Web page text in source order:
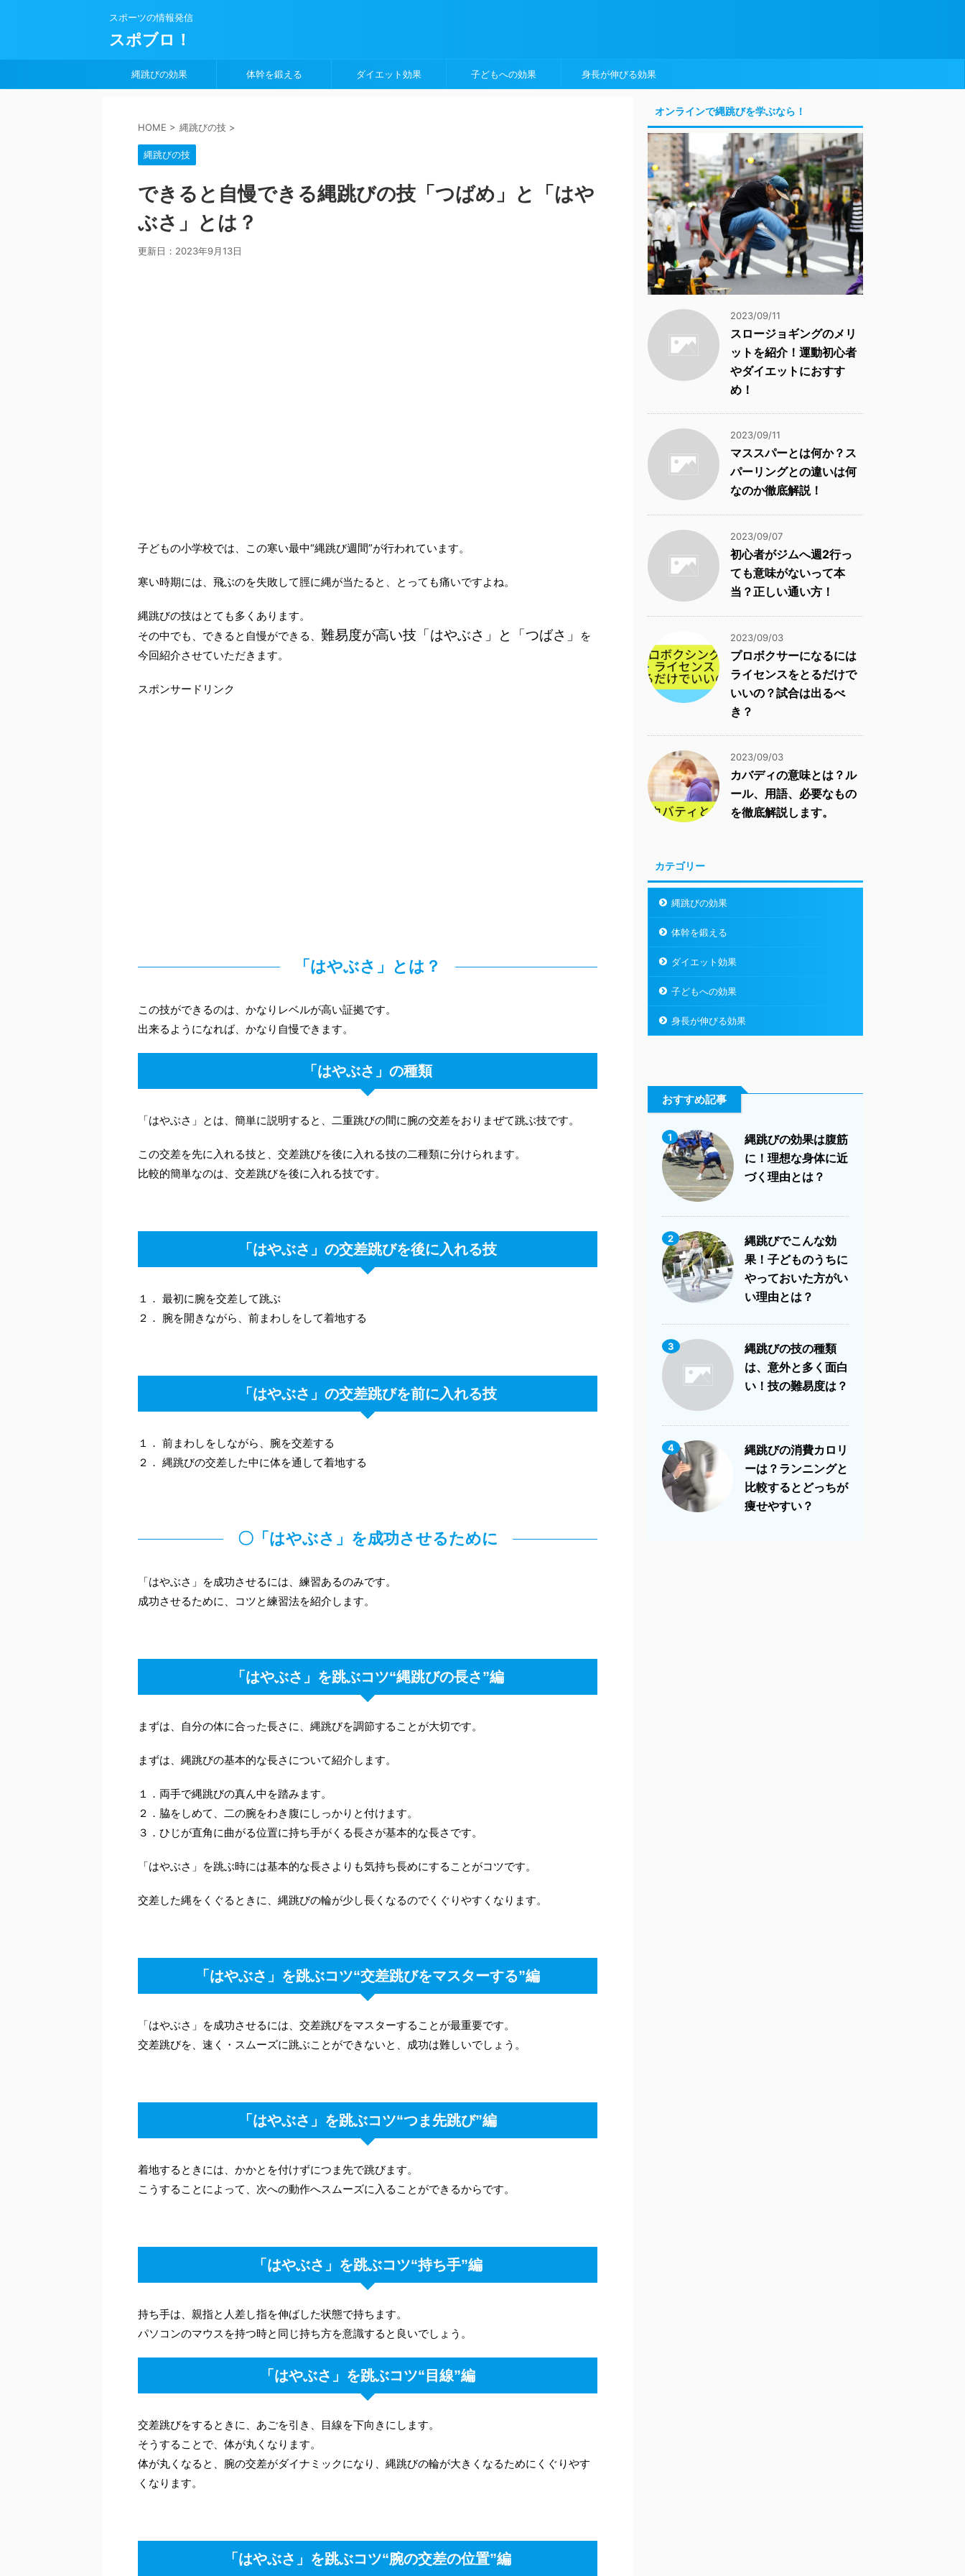
スポーツの情報発信
スポブロ！
縄跳びの効果 体幹を鍛える ダイエット効果 子どもへの効果 身長が伸びる効果
HOME > 縄跳びの技 >
縄跳びの技
できると自慢できる縄跳びの技「つばめ」と「はや
ぶさ」とは？
更新日： 2023年9月13日
子どもの小学校では、この寒い最中“縄跳び週間”が行われています。
寒い時期には、飛ぶのを失敗して脛に縄が当たると、とっても痛いですよね。
縄跳びの技はとても多くあります。
その中でも、できると自慢ができる、 難易度が高い技「はやぶさ」と「つばさ」
を
今回紹介させていただきます。
スポンサードリンク
「はやぶさ」とは？
この技ができるのは、かなりレベルが高い証拠です。
出来るようになれば、かなり自慢できます。
「はやぶさ」の種類
「はやぶさ」とは、簡単に説明すると、二重跳びの間に腕の交差をおりまぜて跳ぶ技です。
この交差を先に入れる技と、交差跳びを後に入れる技の二種類に分けられます。
比較的簡単なのは、交差跳びを後に入れる技です。
「はやぶさ」の交差跳びを後に入れる技
１． 最初に腕を交差して跳ぶ
２． 腕を開きながら、前まわしをして着地する
「はやぶさ」の交差跳びを前に入れる技
１． 前まわしをしながら、腕を交差する
２． 縄跳びの交差した中に体を通して着地する
〇「はやぶさ」を成功させるために
「はやぶさ」を成功させるには、練習あるのみです。
成功させるために、コツと練習法を紹介します。
「はやぶさ」を跳ぶコツ“縄跳びの長さ”編
まずは、自分の体に合った長さに、縄跳びを調節することが大切です。
まずは、縄跳びの基本的な長さについて紹介します。
１．両手で縄跳びの真ん中を踏みます。
２．脇をしめて、二の腕をわき腹にしっかりと付けます。
３．ひじが直角に曲がる位置に持ち手がくる長さが基本的な長さです。
「はやぶさ」を跳ぶ時には基本的な長さよりも気持ち長めにすることがコツです。
交差した縄をくぐるときに、縄跳びの輪が少し長くなるのでくぐりやすくなります。
「はやぶさ」を跳ぶコツ“交差跳びをマスターする”編
「はやぶさ」を成功させるには、交差跳びをマスターすることが最重要です。
交差跳びを、速く・スムーズに跳ぶことができないと、成功は難しいでしょう。
「はやぶさ」を跳ぶコツ“つま先跳び”編
着地するときには、かかとを付けずにつま先で跳びます。
こうすることによって、次への動作へスムーズに入ることができるからです。
「はやぶさ」を跳ぶコツ“持ち手”編
持ち手は、親指と人差し指を伸ばした状態で持ちます。
パソコンのマウスを持つ時と同じ持ち方を意識すると良いでしょう。
「はやぶさ」を跳ぶコツ“目線”編
交差跳びをするときに、あごを引き、目線を下向きにします。
そうすることで、体が丸くなります。
体が丸くなると、腕の交差がダイナミックになり、縄跳びの輪が大きくなるためにくぐりやす
くなります。
「はやぶさ」を跳ぶコツ“腕の交差の位置”編
オンラインで縄跳びを学ぶなら！
2023/09/11
スロージョギングのメリ
ットを紹介！運動初心者
やダイエットにおすす
め！
2023/09/11
マススパーとは何か？ス
パーリングとの違いは何
なのか徹底解説！
2023/09/07
初心者がジムへ週2行っ
ても意味がないって本
当？正しい通い方！
2023/09/03
プロボクサーになるには
ライセンスをとるだけで
いいの？試合は出るべ
き？
2023/09/03
カバディの意味とは？ル
ール、用語、必要なもの
を徹底解説します。
カテゴリー
縄跳びの効果
体幹を鍛える
ダイエット効果
子どもへの効果
身長が伸びる効果
おすすめ記事
1
縄跳びの効果は腹筋
に！理想な身体に近
づく理由とは？
2
縄跳びでこんな効
果！子どものうちに
やっておいた方がい
い理由とは？
3
縄跳びの技の種類
は、意外と多く面白
い！技の難易度は？
4
縄跳びの消費カロリ
ーは？ランニングと
比較するとどっちが
痩せやすい？